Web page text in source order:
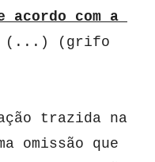
acordo com a
(...) (grifo
trazida na
omissão que